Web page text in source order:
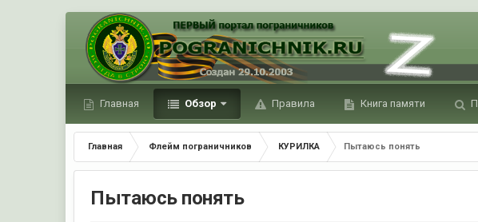
Главная Обзор Правила Книга памяти
Главная Флейм пограничников КУРИЛКА Пытаюсь понять
Пытаюсь понять